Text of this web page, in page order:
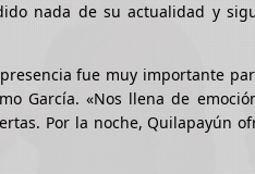
nada de su actualidad y
fue muy importante
García. «Nos llena de
Por la noche, Quilapayún